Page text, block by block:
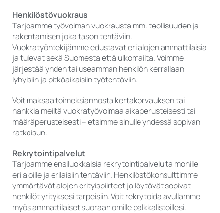
Henkilöstövuokraus
Tarjoamme työvoiman vuokrausta mm. teollisuuden ja
rakentamisen joka tason tehtäviin.
Vuokratyöntekijämme edustavat eri alojen ammattilaisia
ja tulevat sekä Suomesta että ulkomailta. Voimme
järjestää yhden tai useamman henkilön kerrallaan
lyhyisiin ja pitkäaikaisiin työtehtäviin.
Voit maksaa toimeksiannosta kertakorvauksen tai
hankkia meiltä vuokratyövoimaa aikaperusteisesti tai
määräperusteisesti – etsimme sinulle yhdessä sopivan
ratkaisun.
Rekrytointipalvelut
Tarjoamme ensiluokkaisia rekrytointipalveluita monille
eri aloille ja erilaisiin tehtäviin. Henkilöstökonsulttimme
ymmärtävät alojen erityispiirteet ja löytävät sopivat
henkilöt yrityksesi tarpeisiin. Voit rekrytoida avullamme
myös ammattilaiset suoraan omille palkkalistoillesi.